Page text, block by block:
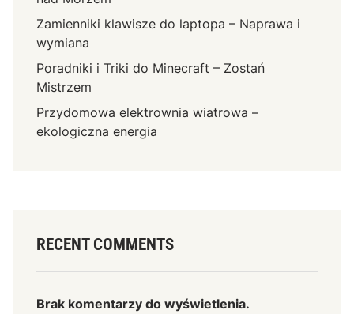
Zamienniki klawisze do laptopa – Naprawa i
wymiana
Poradniki i Triki do Minecraft – Zostań
Mistrzem
Przydomowa elektrownia wiatrowa –
ekologiczna energia
RECENT COMMENTS
Brak komentarzy do wyświetlenia.